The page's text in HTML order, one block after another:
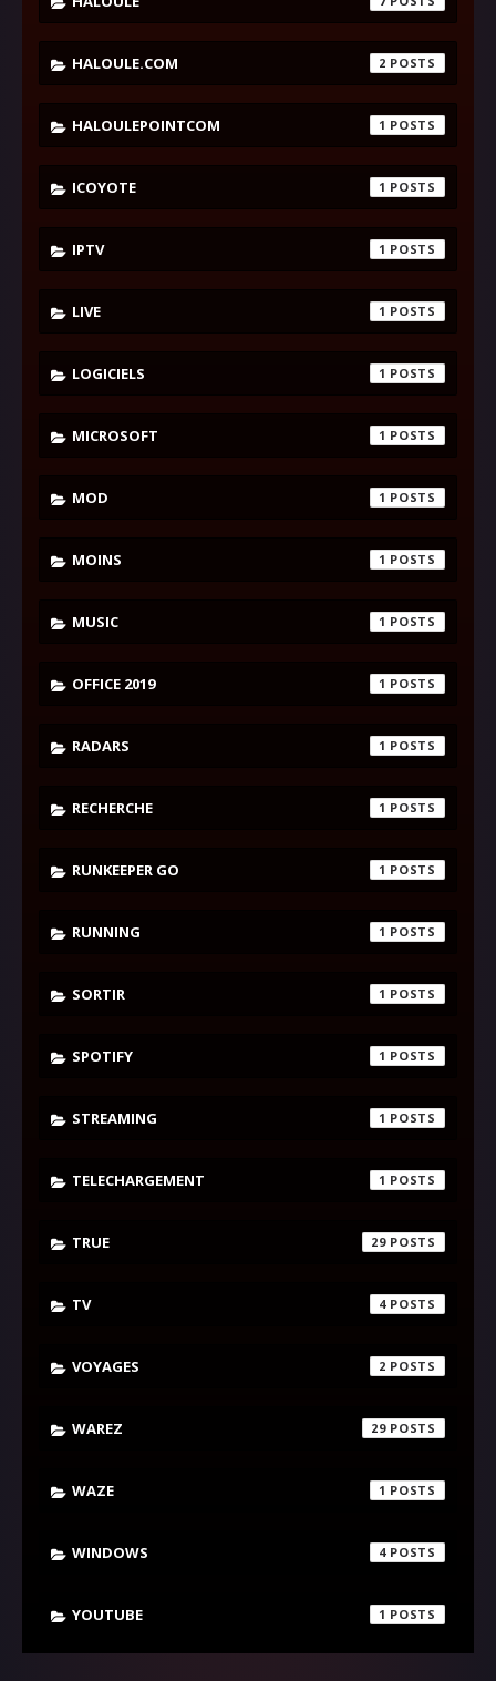
HALOULE.COM 2
HALOULEPOINTCOM 1
ICOYOTE 1
IPTV 1
LIVE 1
LOGICIELS 1
MICROSOFT 1
MOD 1
MOINS 1
MUSIC 1
OFFICE 2019 1
RADARS 1
RECHERCHE 1
RUNKEEPER GO 1
RUNNING 1
SORTIR 1
SPOTIFY 1
STREAMING 1
TELECHARGEMENT 1
TRUE 29
TV 4
VOYAGES 2
WAREZ 29
WAZE 1
WINDOWS 4
YOUTUBE 1